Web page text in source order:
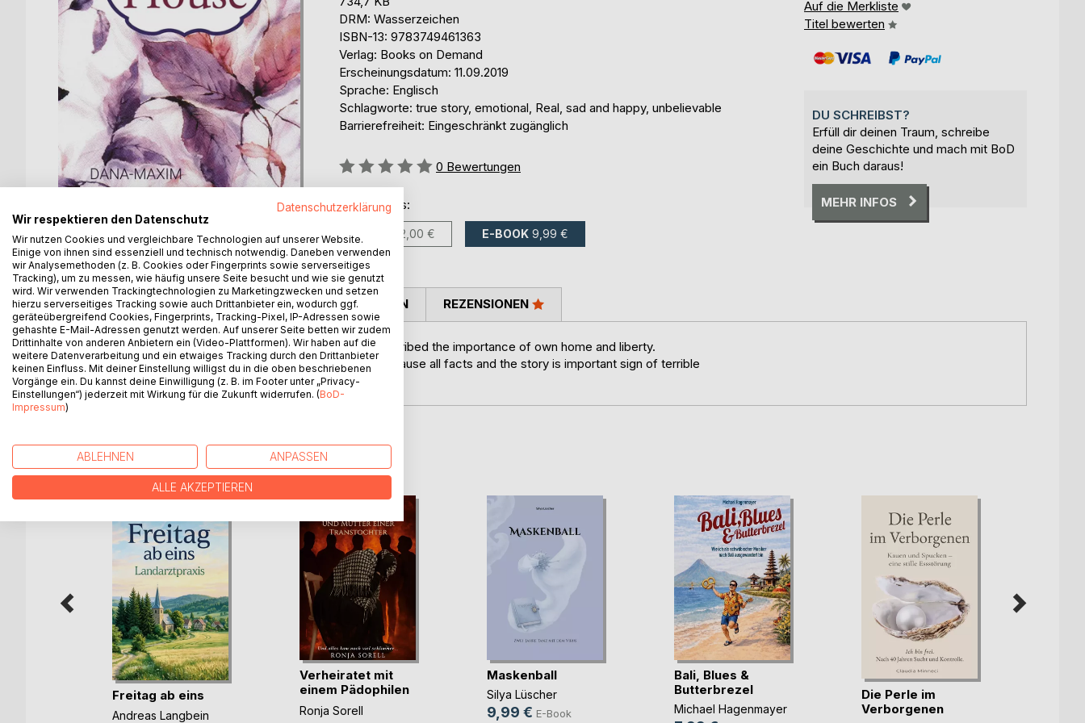
DRM: Wasserzeichen
ISBN-13: 9783749461363
Verlag: Books on Demand
Erscheinungsdatum: 11.09.2019
Sprache: Englisch
Schlagworte: true story, emotional, Real, sad and happy, unbelievable
Barrierefreiheit: Eingeschränkt zugänglich
Bewertung::
0 Bewertungen
erhältlich als:
22,00 € E-BOOK 9,99 €
Auf die Merkliste
Titel bewerten
DU SCHREIBST?
Erfüll dir deinen Traum, schreibe
deine Geschichte und mach mit BoD
ein Buch daraus!
MEHR INFOS
BESCHREIBUNG
My House is real story based on true biography and described the importance of own home and liberty.
The book is firstly written in serbo-croatian language because all facts and the story is important sign of terrible
circumstances of war in Bosnia 1992 - 1996
AUTOR/IN PRESSESTIMMEN REZENSIONEN
WEITERE TITEL BEIBoD
Freitag ab eins
Andreas Langbein
Verheiratet mit
einem Pädophilen
u(...)
Ronja Sorell
Maskenball
Silya Lüscher
9,99 € E-Book
Bali, Blues &
Butterbrezel
Michael Hagenmayer
Die Perle im
Verborgenen
Datenschutzerklärung
Wir respektieren den Datenschutz
Wir nutzen Cookies und vergleichbare Technologien auf unserer Website.
Einige von ihnen sind essenziell und technisch notwendig. Daneben verwenden
wir Analysemethoden (z. B. Cookies oder Fingerprints sowie serverseitiges
Tracking), um zu messen, wie häufig unsere Seite besucht und wie sie genutzt
wird. Wir verwenden Trackingtechnologien zu Marketingzwecken und setzen
hierzu serverseitiges Tracking sowie auch Drittanbieter ein, wodurch ggf.
geräteübergreifend Cookies, Fingerprints, Tracking-Pixel, IP-Adressen sowie
gehashte E-Mail-Adressen genutzt werden. Auf unserer Seite betten wir zudem
Drittinhalte von anderen Anbietern ein (Video-Plattformen). Wir haben auf die
weitere Datenverarbeitung und ein etwaiges Tracking durch den Drittanbieter
keinen Einfluss. Mit deiner Einstellung willigst du in die oben beschriebenen
Vorgänge ein. Du kannst deine Einwilligung (z. B. im Footer unter „Privacy-
Einstellungen“) jederzeit mit Wirkung für die Zukunft widerrufen. (BoD-
Impressum)
ABLEHNEN ANPASSEN
ALLE AKZEPTIEREN